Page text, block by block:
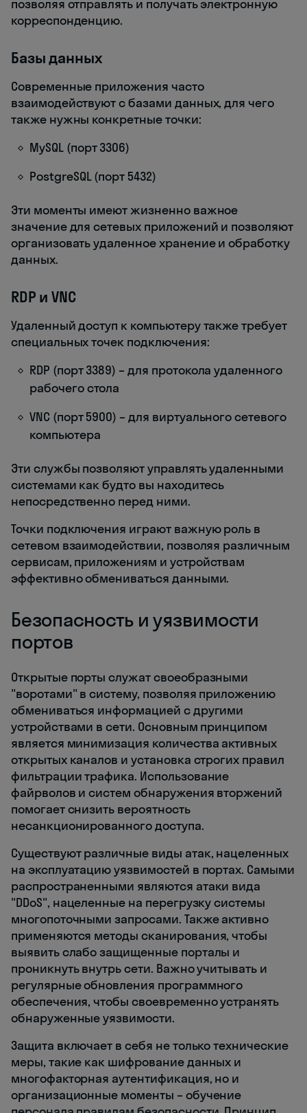
позволяя отправлять и получать электронную
корреспонденцию.
Базы данных
Современные приложения часто
взаимодействуют с базами данных, для чего
также нужны конкретные точки:
MySQL (порт 3306)
PostgreSQL (порт 5432)
Эти моменты имеют жизненно важное
значение для сетевых приложений и позволяют
организовать удаленное хранение и обработку
данных.
RDP и VNC
Удаленный доступ к компьютеру также требует
специальных точек подключения:
RDP (порт 3389) – для протокола удаленного
рабочего стола
VNC (порт 5900) – для виртуального сетевого
компьютера
Эти службы позволяют управлять удаленными
системами как будто вы находитесь
непосредственно перед ними.
Точки подключения играют важную роль в
сетевом взаимодействии, позволяя различным
сервисам, приложениям и устройствам
эффективно обмениваться данными.
Безопасность и уязвимости
портов
Открытые порты служат своеобразными
"воротами" в систему, позволяя приложению
обмениваться информацией с другими
устройствами в сети. Основным принципом
является минимизация количества активных
открытых каналов и установка строгих правил
фильтрации трафика. Использование
файрволов и систем обнаружения вторжений
помогает снизить вероятность
несанкционированного доступа.
Существуют различные виды атак, нацеленных
на эксплуатацию уязвимостей в портах. Самыми
распространенными являются атаки вида
"DDoS", нацеленные на перегрузку системы
многопоточными запросами. Также активно
применяются методы сканирования, чтобы
выявить слабо защищенные порталы и
проникнуть внутрь сети. Важно учитывать и
регулярные обновления программного
обеспечения, чтобы своевременно устранять
обнаруженные уязвимости.
Защита включает в себя не только технические
меры, такие как шифрование данных и
многофакторная аутентификация, но и
организационные моменты – обучение